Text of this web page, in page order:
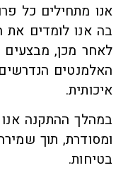
אנו מתחילים כל
בה אנו לומדים את
לאחר מכן, מבצעים
האלמנטים
איכותית.
במהלך ההתקנה
ומסודרת, תוך
בטיחות.